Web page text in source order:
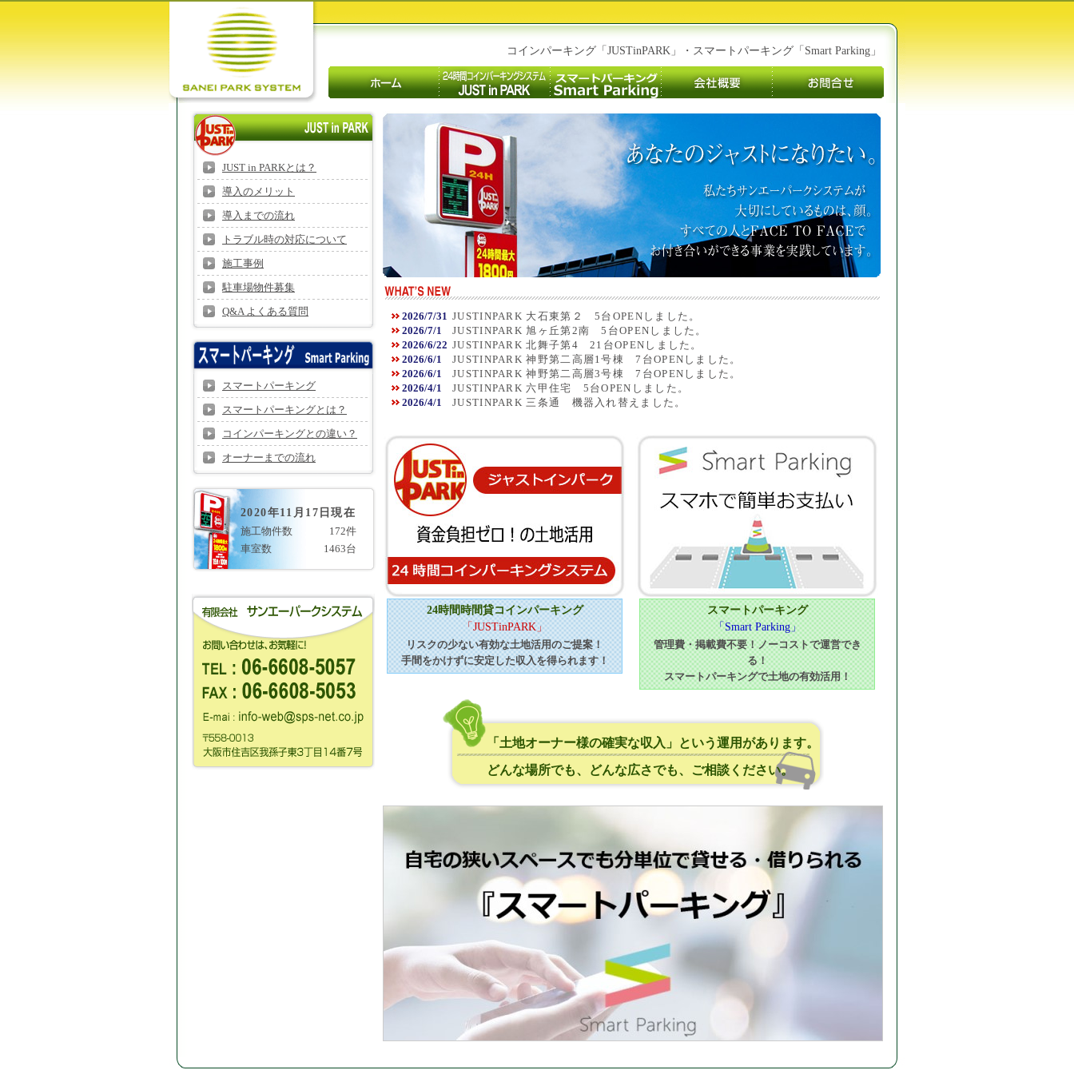
コインパーキング「JUSTinPARK」・スマートパーキング「Smart Parking」
2026/7/31 JUSTINPARK 大石東第２ 5台OPENしました。
2026/7/1
JUSTINPARK 旭ヶ丘第2南 5台OPENしました。
2026/6/22 JUSTINPARK 北舞子第4 21台OPENしました。
2026/6/1
JUSTINPARK 神野第二高層1号棟 7台OPENしました。
2026/6/1
JUSTINPARK 神野第二高層3号棟 7台OPENしました。
2026/4/1
JUSTINPARK 六甲住宅 5台OPENしました。
2026/4/1
JUSTINPARK 三条通 機器入れ替えました。
24時間時間貸コインパーキング
「JUSTinPARK」
リスクの少ない有効な土地活用のご提案！
手間をかけずに安定した収入を得られます！
スマートパーキング
「Smart Parking」
管理費・掲載費不要！ノーコストで運営でき
る！
スマートパーキングで土地の有効活用！
「土地オーナー様の確実な収入」という運用があります。
どんな場所でも、どんな広さでも、ご相談ください。
JUST in PARKとは？
導入のメリット
導入までの流れ
トラブル時の対応について
施工事例
駐車場物件募集
Q&A よくある質問
スマートパーキング
スマートパーキングとは？
コインパーキングとの違い？
オーナーまでの流れ
2020年11月17日現在
施工物件数
172件
車室数
1463台